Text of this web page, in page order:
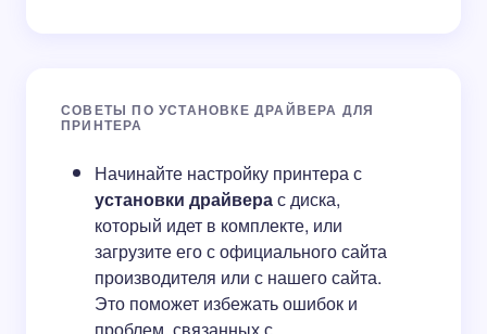
СОВЕТЫ ПО УСТАНОВКЕ ДРАЙВЕРА ДЛЯ
ПРИНТЕРА
Начинайте настройку принтера с
установки драйверас диска,
который идет в комплекте, или
загрузите его с официального сайта
производителя или с нашего сайта.
Это поможет избежать ошибок и